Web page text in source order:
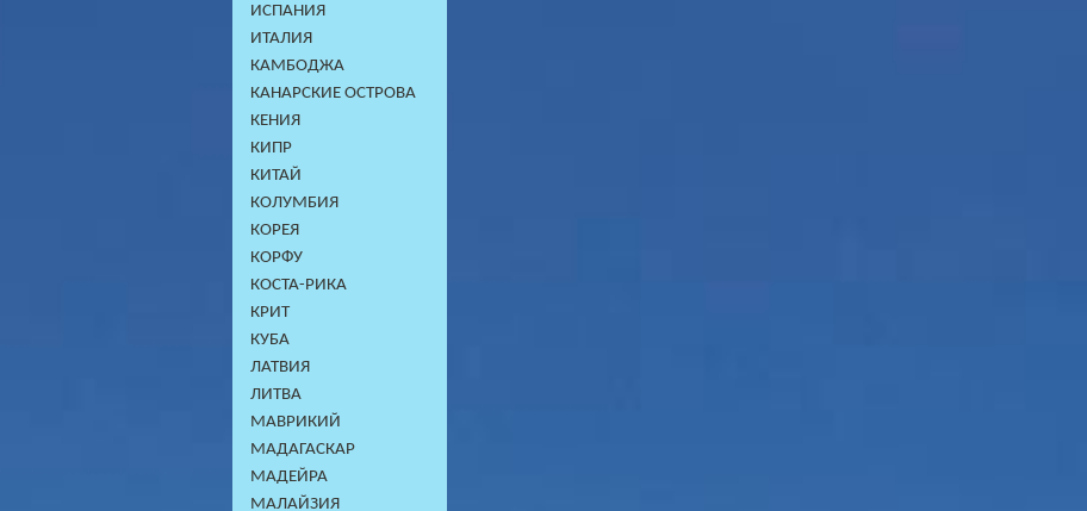
ИСПАНИЯ
ИТАЛИЯ
КАМБОДЖA
КАНАРСКИЕ ОСТРОВА
КЕНИЯ
КИПР
КИТАЙ
КОЛУМБИЯ
КОРЕЯ
КОРФУ
КОСТА-РИКА
КРИТ
КУБА
ЛАТВИЯ
ЛИТВА
МАВРИКИЙ
МАДАГАСКАР
МАДЕЙРА
МАЛАЙЗИЯ